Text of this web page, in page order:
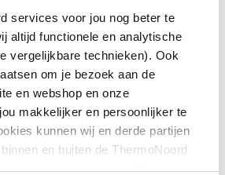
services voor jou nog beter te
altijd functionele en analytische
vergelijkbare technieken). Ook
om je bezoek aan de
en webshop en onze
makkelijker en persoonlijker te
kunnen wij en derde partijen
en buiten de ThermoNoord
volgen en verzamelen. Hiermee
application/pdf 1 MB
pdf,2 MB
image/jpeg ,23 KB
image/jpeg, 27 KB
Toon meer